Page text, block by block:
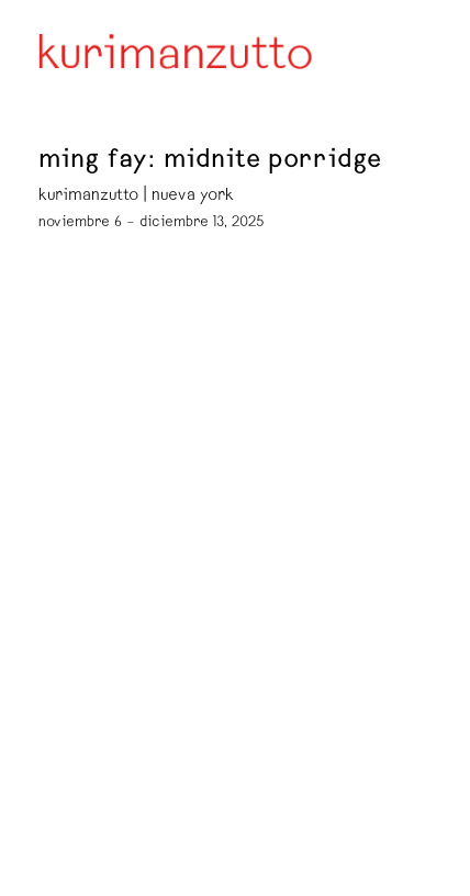
ming fay: midnite porridge
kurimanzutto | nueva york
noviembre 6 – diciembre 13, 2025